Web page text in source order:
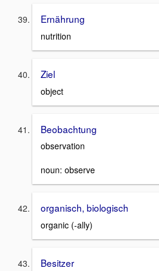
Ernährung
nutrition
Ziel
object
Beobachtung
observation
noun: observe
organisch, biologisch
organic (-ally)
Besitzer